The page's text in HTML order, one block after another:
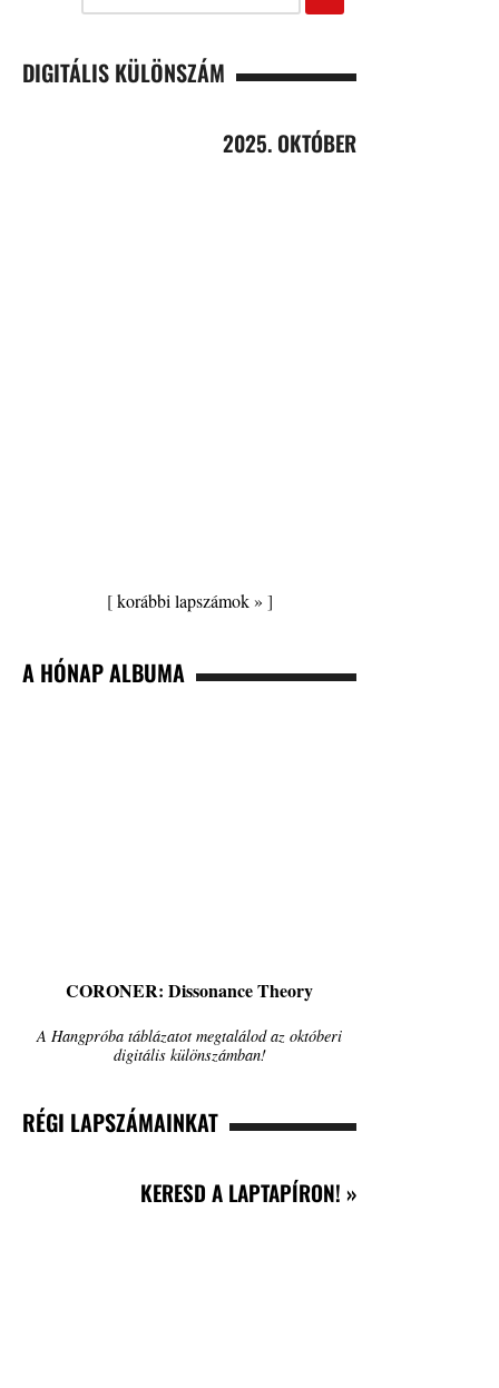
DIGITÁLIS KÜLÖNSZÁM
2025. OKTÓBER
[korábbi lapszámok » ]
A HÓNAP ALBUMA
CORONER: Dissonance Theory
A Hangpróba táblázatot megtalálod az októberi
digitális különszámban!
RÉGI LAPSZÁMAINKAT
KERESD A LAPTAPÍRON! »